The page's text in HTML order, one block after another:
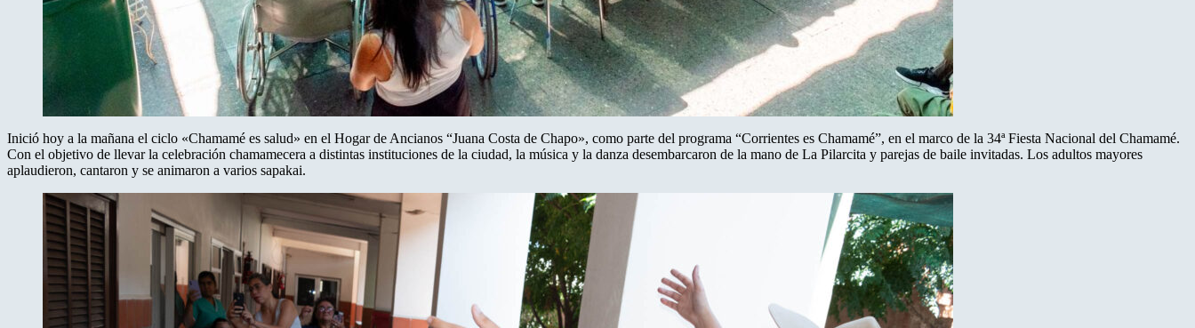
Inició hoy a la mañana el ciclo «Chamamé es salud» en el Hogar de Ancianos “Juana Costa de Chapo», como parte del programa “Corrientes es Chamamé”, en el marco de la 34ª Fiesta Nacional del Chamamé.
Con el objetivo de llevar la celebración chamamecera a distintas instituciones de la ciudad, la música y la danza desembarcaron de la mano de La Pilarcita y parejas de baile invitadas. Los adultos mayores
aplaudieron, cantaron y se animaron a varios sapakai.